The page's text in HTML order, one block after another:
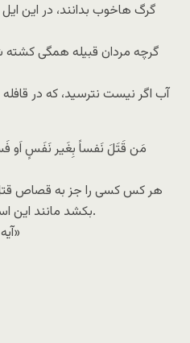
گرگ هاخوب بدانند، در اين
گرچه مردان قبيله همگی
آب اگر نيست نترسيد، که در
مَن قَتَلَ نَفساً بِغَير نَفَسٍ اَو
هر کس کسی را جز به قصاص
بکشد مانند اين است که همه مردم را کشته باشد.
«آيه شريفه ۳۲ سوره مبارکه مائده»